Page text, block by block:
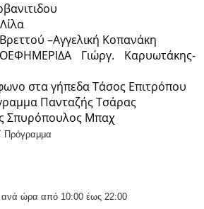
–Αγγελική Κοπανάκη
Γιώργ. Καρυωτάκης-
στα γήπεδα Τάσος Επιτρόπου
Πανταζής Τσάρας
Σπυρόπουλος Μπαχ
Πρόγραμμα
ανά ώρα από 10:00 έως 22:00